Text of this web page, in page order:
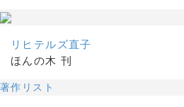
リヒテルズ直子
ほんの木 刊
著作リスト